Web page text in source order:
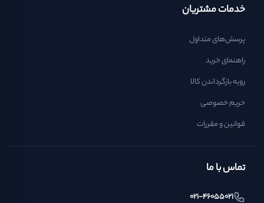
خدمات مشتریان
پرسش‌های متداول
راهنمای خرید
رویه بازگرداندن کالا
حریم خصوصی
قوانین و مقررات
تماس با ما
021-46055021